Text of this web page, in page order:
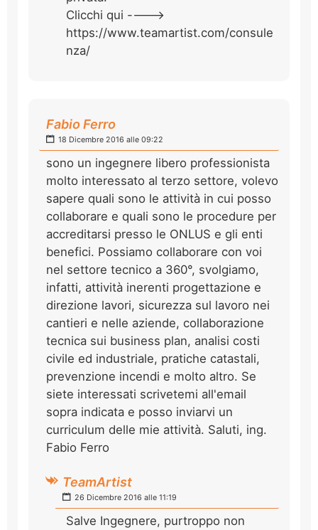
Clicchi qui ---->
https://www.teamartist.com/consule
nza/
Fabio Ferro
18 Dicembre 2016 alle 09:22
sono un ingegnere libero professionista
molto interessato al terzo settore, volevo
sapere quali sono le attività in cui posso
collaborare e quali sono le procedure per
accreditarsi presso le ONLUS e gli enti
benefici. Possiamo collaborare con voi
nel settore tecnico a 360°, svolgiamo,
infatti, attività inerenti progettazione e
direzione lavori, sicurezza sul lavoro nei
cantieri e nelle aziende, collaborazione
tecnica sui business plan, analisi costi
civile ed industriale, pratiche catastali,
prevenzione incendi e molto altro. Se
siete interessati scrivetemi all'email
sopra indicata e posso inviarvi un
curriculum delle mie attività. Saluti, ing.
Fabio Ferro
TeamArtist
26 Dicembre 2016 alle 11:19
Salve Ingegnere, purtroppo non